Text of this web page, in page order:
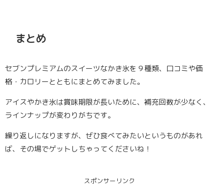
まとめ
セブンプレミアムのスイーツなかき氷を９種類、口コミや価
格・カロリーとともにまとめてみました。
アイスやかき氷は賞味期限が長いために、補充回数が少なく、
ラインナップが変わりがちです。
繰り返しになりますが、ぜひ食べてみたいというものがあれ
ば、その場でゲットしちゃってくださいね！
スポンサーリンク